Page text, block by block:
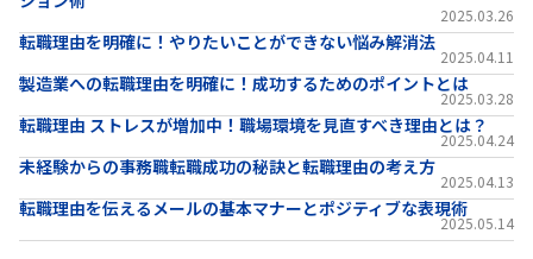
2025.03.26
転職理由を明確に！やりたいことができない悩み解消法
2025.04.11
製造業への転職理由を明確に！成功するためのポイントとは
2025.03.28
転職理由 ストレスが増加中！職場環境を見直すべき理由とは？
2025.04.24
未経験からの事務職転職成功の秘訣と転職理由の考え方
2025.04.13
転職理由を伝えるメールの基本マナーとポジティブな表現術
2025.05.14